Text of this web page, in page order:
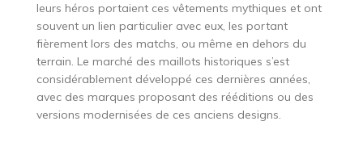
leurs héros portaient ces vêtements mythiques et ont
souvent un lien particulier avec eux, les portant
fièrement lors des matchs, ou même en dehors du
terrain. Le marché des maillots historiques s’est
considérablement développé ces dernières années,
avec des marques proposant des rééditions ou des
versions modernisées de ces anciens designs.